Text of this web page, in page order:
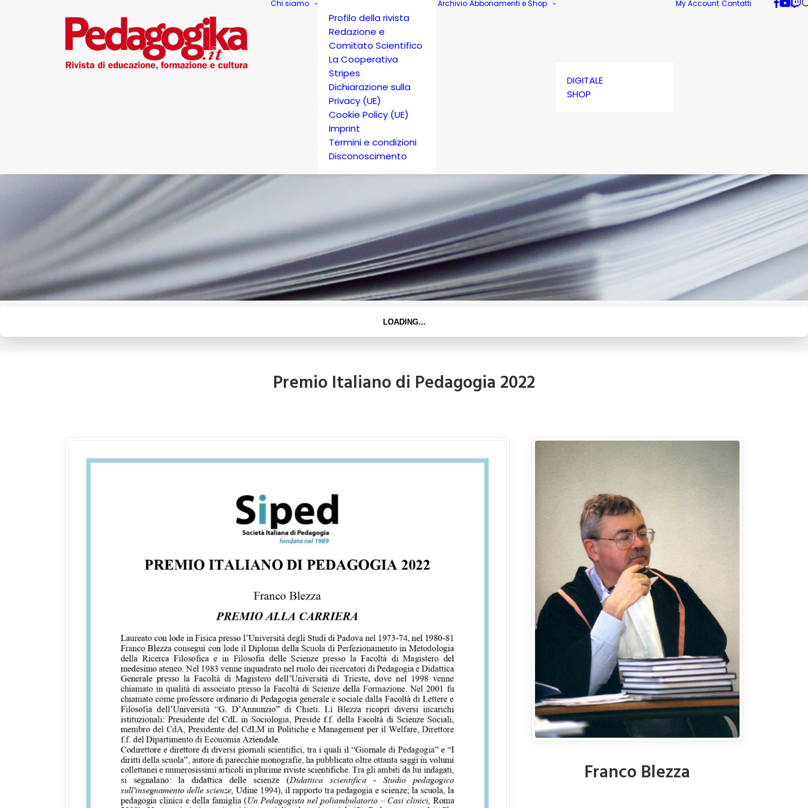
Chi siamo
Profilo della rivista
Redazione e
Comitato Scientifico
La Cooperativa
Stripes
Dichiarazione sulla
Privacy (UE)
Cookie Policy (UE)
Imprint
Termini e condizioni
Disconoscimento
Archivio Abbonamenti e Shop
DIGITALE
SHOP
My Account Contatti
Premio Italiano di Pedagogia 2022
Franco Blezza